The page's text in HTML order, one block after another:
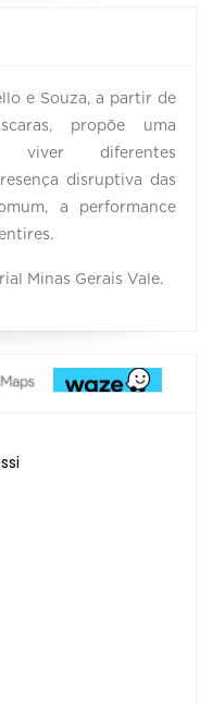
e Souza, a partir de
propõe uma
viver diferentes
disruptiva das
a performance
Minas Gerais Vale.